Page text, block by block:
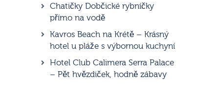
Chatičky Dobčické rybníčky
přímo na vodě
Kavros Beach na Krétě – Krásný
hotel u pláže s výbornou kuchyní
Hotel Club Calimera Serra Palace
– Pět hvězdiček, hodně zábavy